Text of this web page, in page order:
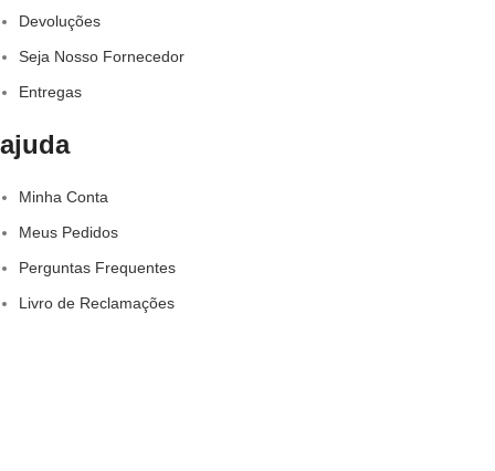
Devoluções
Seja Nosso Fornecedor
Entregas
ajuda
Minha Conta
Meus Pedidos
Perguntas Frequentes
Livro de Reclamações